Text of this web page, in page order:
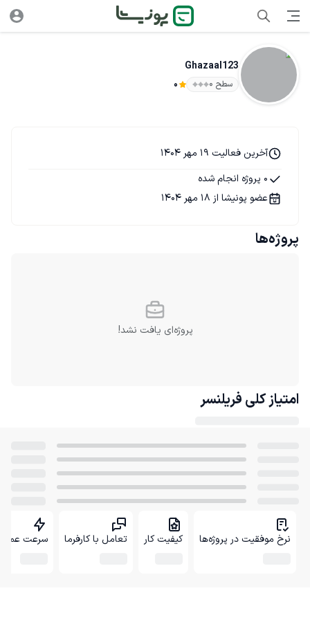
Ghazaal123
سطح ۰ 0
آخرین فعالیت 19 مهر 1404
0 پروژه انجام شده
عضو پونیشا از 18 مهر 1404
پروژه‌ها
پروژه‌ای یافت نشد!
امتیاز کلی فریلنسر
نرخ موفقیت در پروژه‌ها کیفیت کار تعامل با کارفرما سرعت عمل